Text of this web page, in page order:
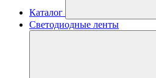
Каталог
Светодиодные ленты